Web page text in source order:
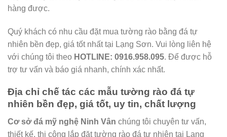
hàng được.
Quý khách có nhu cầu đặt mua tường rào bằng đá tự
nhiên bền đẹp, giá tốt nhất tại Lạng Sơn. Vui lòng liên hệ
với chúng tôi theo HOTLINE: 0916.958.095. Để được hỗ
trợ tư vấn và báo giá nhanh, chính xác nhất.
Địa chỉ chế tác các mẫu tường rào đá tự
nhiên bền đẹp, giá tốt, uy tin, chất lượng
Cơ sở đá mỹ nghệ Ninh Vân chúng tôi chuyên tư vấn,
thiết kế, thi công lắp đặt tường rào đá tự nhiên tại Lạng